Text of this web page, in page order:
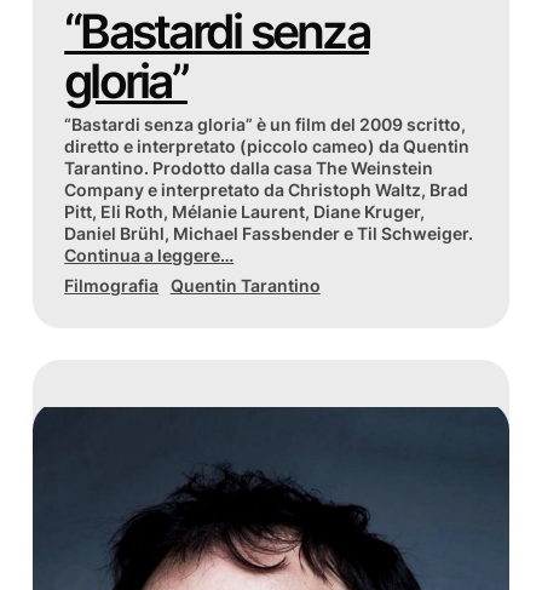
“Bastardi senza
gloria”
“Bastardi senza gloria” è un film del 2009 scritto,
diretto e interpretato (piccolo cameo) da Quentin
Tarantino. Prodotto dalla casa The Weinstein
Company e interpretato da Christoph Waltz, Brad
Pitt, Eli Roth, Mélanie Laurent, Diane Kruger,
Daniel Brühl, Michael Fassbender e Til Schweiger.
Continua a leggere…
Filmografia Quentin Tarantino